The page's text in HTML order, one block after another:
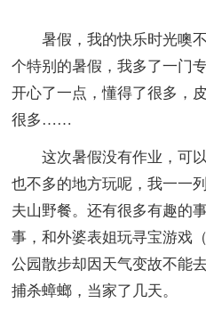
暑假，我的快乐时光噢
个特别的暑假，我多了一门
开心了一点，懂得了很多，
很多……
这次暑假没有作业，可以
也不多的地方玩呢，我一一
夫山野餐。还有很多有趣的
事，和外婆表姐玩寻宝游戏
公园散步却因天气变故不能
捕杀蟑螂，当家了几天。